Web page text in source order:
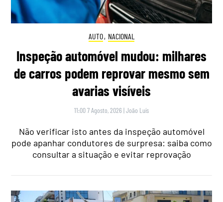
AUTO, NACIONAL
Inspeção automóvel mudou: milhares
de carros podem reprovar mesmo sem
avarias visíveis
11:00 7 Agosto, 2026 |João Luís
Não verificar isto antes da inspeção automóvel
pode apanhar condutores de surpresa: saiba como
consultar a situação e evitar reprovação